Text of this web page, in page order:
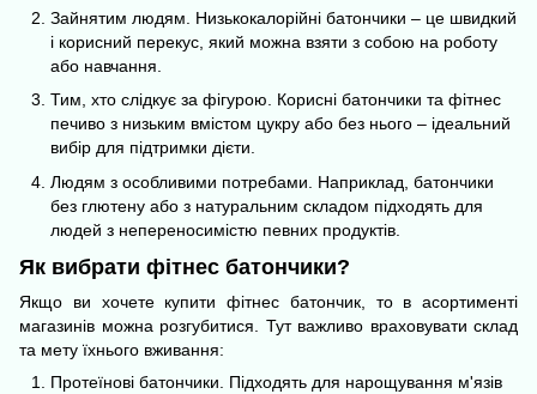
Зайнятим людям. Низькокалорійні батончики – це швидкий
і корисний перекус, який можна взяти з собою на роботу
або навчання.
Тим, хто слідкує за фігурою. Корисні батончики та фітнес
печиво з низьким вмістом цукру або без нього – ідеальний
вибір для підтримки дієти.
Людям з особливими потребами. Наприклад, батончики
без глютену або з натуральним складом підходять для
людей з непереносимістю певних продуктів.
Як вибрати фітнес батончики?
Якщо ви хочете купити фітнес батончик, то в асортименті
магазинів можна розгубитися. Тут важливо враховувати склад
та мету їхнього вживання:
Протеїнові батончики. Підходять для нарощування м'язів